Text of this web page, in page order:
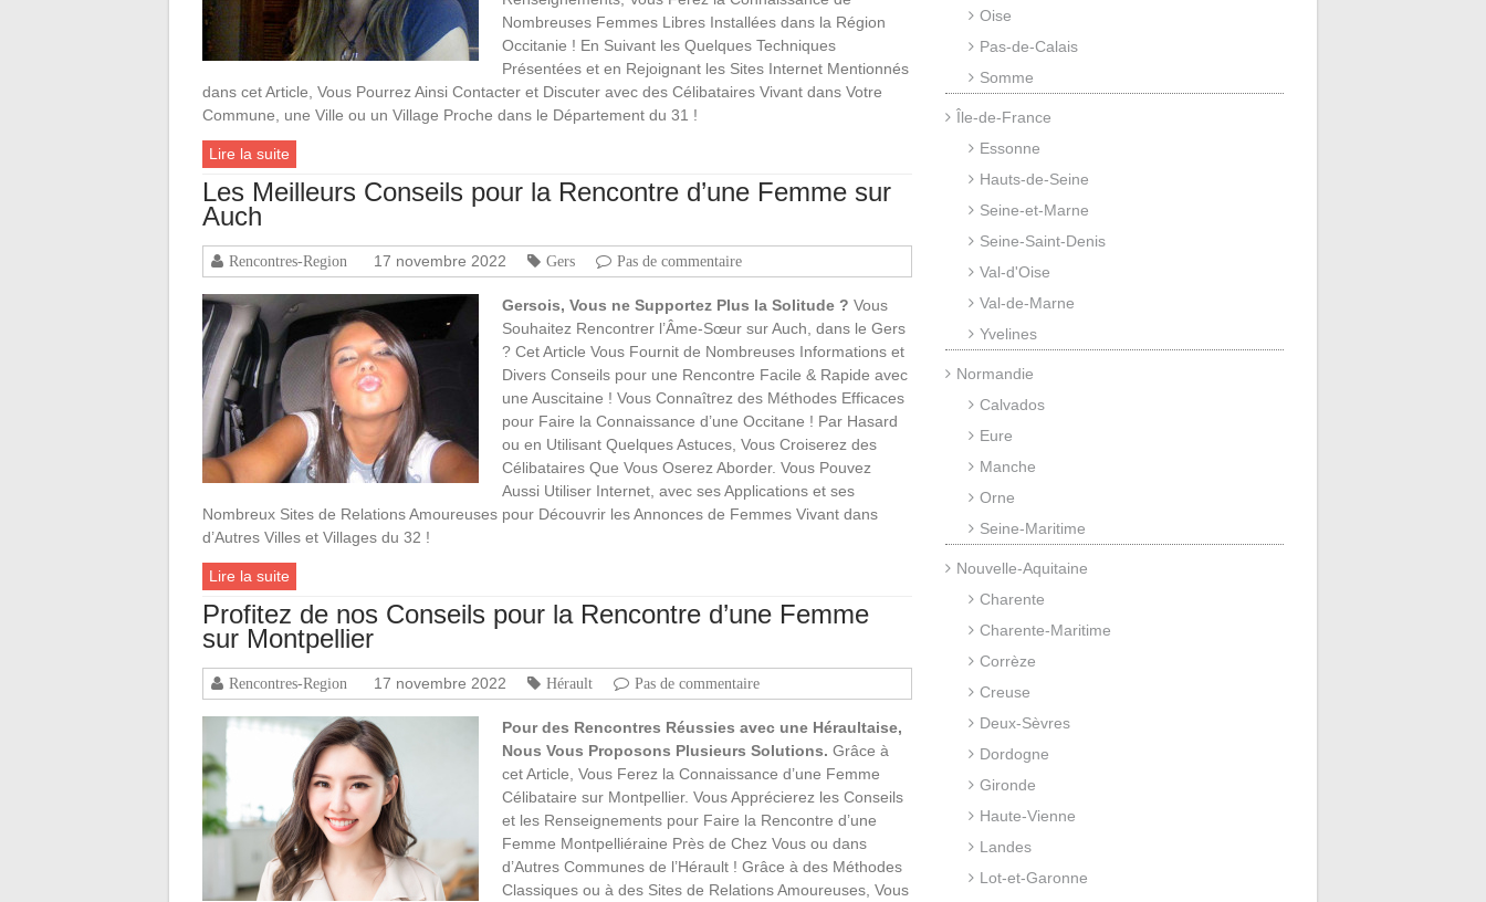
Nombreuses Femmes Libres Installées dans la Région
Occitanie ! En Suivant les Quelques Techniques
Présentées et en Rejoignant les Sites Internet Mentionnés
dans cet Article, Vous Pourrez Ainsi Contacter et Discuter avec des Célibataires Vivant dans Votre
Commune, une Ville ou un Village Proche dans le Département du 31 !
Lire la suite
Les Meilleurs Conseils pour la Rencontre d’une Femme sur
Auch
Rencontres-Region 17 novembre 2022 Gers Pas de commentaire
Gersois, Vous ne Supportez Plus la Solitude ? Vous
Souhaitez Rencontrer l’Âme-Sœur sur Auch, dans le Gers
? Cet Article Vous Fournit de Nombreuses Informations et
Divers Conseils pour une Rencontre Facile & Rapide avec
une Auscitaine ! Vous Connaîtrez des Méthodes Efficaces
pour Faire la Connaissance d’une Occitane ! Par Hasard
ou en Utilisant Quelques Astuces, Vous Croiserez des
Célibataires Que Vous Oserez Aborder. Vous Pouvez
Aussi Utiliser Internet, avec ses Applications et ses
Nombreux Sites de Relations Amoureuses pour Découvrir les Annonces de Femmes Vivant dans
d’Autres Villes et Villages du 32 !
Lire la suite
Profitez de nos Conseils pour la Rencontre d’une Femme
sur Montpellier
Rencontres-Region 17 novembre 2022 Hérault Pas de commentaire
Pour des Rencontres Réussies avec une Héraultaise,
Nous Vous Proposons Plusieurs Solutions. Grâce à
cet Article, Vous Ferez la Connaissance d’une Femme
Célibataire sur Montpellier. Vous Apprécierez les Conseils
et les Renseignements pour Faire la Rencontre d’une
Femme Montpelliéraine Près de Chez Vous ou dans
d’Autres Communes de l’Hérault ! Grâce à des Méthodes
Classiques ou à des Sites de Relations Amoureuses, Vous
Oise
Pas-de-Calais
Somme
Île-de-France
Essonne
Hauts-de-Seine
Seine-et-Marne
Seine-Saint-Denis
Val-d'Oise
Val-de-Marne
Yvelines
Normandie
Calvados
Eure
Manche
Orne
Seine-Maritime
Nouvelle-Aquitaine
Charente
Charente-Maritime
Corrèze
Creuse
Deux-Sèvres
Dordogne
Gironde
Haute-Vienne
Landes
Lot-et-Garonne